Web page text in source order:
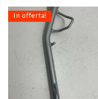
In offerta!